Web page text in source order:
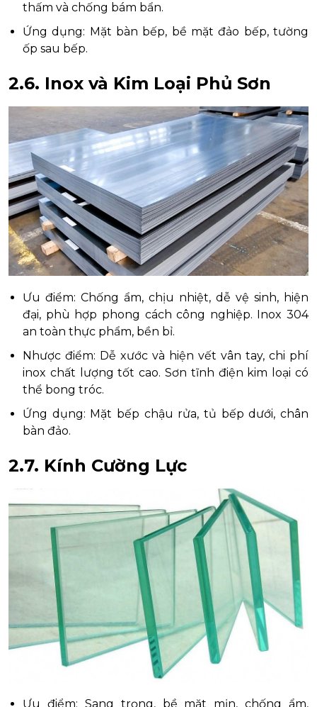
thấm và chống bám bẩn.
Ứng dụng: Mặt bàn bếp, bề mặt đảo bếp, tường
ốp sau bếp.
2.6. Inox và Kim Loại Phủ Sơn
Ưu điểm: Chống ẩm, chịu nhiệt, dễ vệ sinh, hiện
đại, phù hợp phong cách công nghiệp. Inox 304
an toàn thực phẩm, bền bỉ.
Nhược điểm: Dễ xước và hiện vết vân tay, chi phí
inox chất lượng tốt cao. Sơn tĩnh điện kim loại có
thể bong tróc.
Ứng dụng: Mặt bếp chậu rửa, tủ bếp dưới, chân
bàn đảo.
2.7. Kính Cường Lực
Ưu điểm: Sang trọng, bề mặt mịn, chống ẩm,